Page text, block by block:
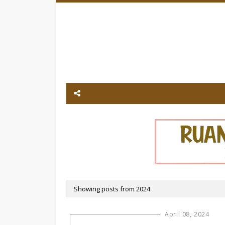
Showing posts from 2024
April 08, 2024